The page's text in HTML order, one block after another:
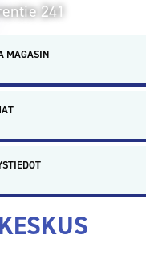
241
MAGASIN